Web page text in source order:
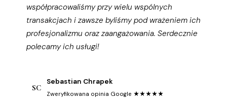
współpracowaliśmy przy wielu wspólnych
transakcjach i zawsze byliśmy pod wrażeniem ich
profesjonalizmu oraz zaangażowania. Serdecznie
polecamy ich usługi!
SC
Sebastian Chrapek
Zweryfikowana opinia Google ★★★★★